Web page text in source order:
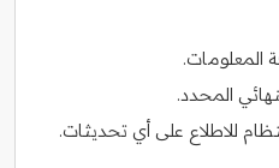
المعلومات.
المحدد.
للاطلاع على أي تحديثات.